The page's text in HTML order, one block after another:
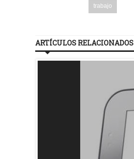
trabajo
ARTÍCULOS RELACIONADOS